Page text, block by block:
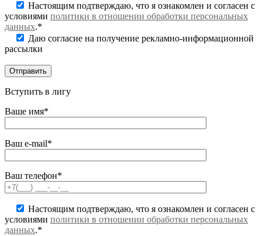
Настоящим подтверждаю, что я ознакомлен и согласен с
условиями политики в отношении обработки персональных
данных.*
Даю согласие на получение рекламно-информационной
рассылки
Вступить в лигу
Ваше имя*
Ваш e-mail*
Ваш телефон*
Настоящим подтверждаю, что я ознакомлен и согласен с
условиями политики в отношении обработки персональных
данных.*